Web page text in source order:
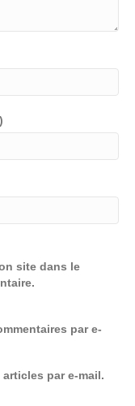
site dans le
par e-
par e-mail.